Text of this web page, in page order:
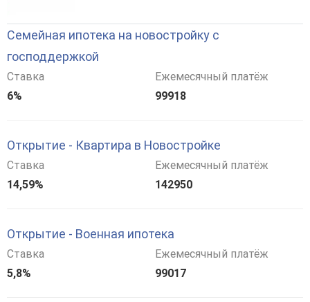
Семейная ипотека на новостройку с
господдержкой
Ставка
6%
Ежемесячный платёж
99918
Открытие - Квартира в Новостройке
Ставка
14,59%
Ежемесячный платёж
142950
Открытие - Военная ипотека
Ставка
5,8%
Ежемесячный платёж
99017